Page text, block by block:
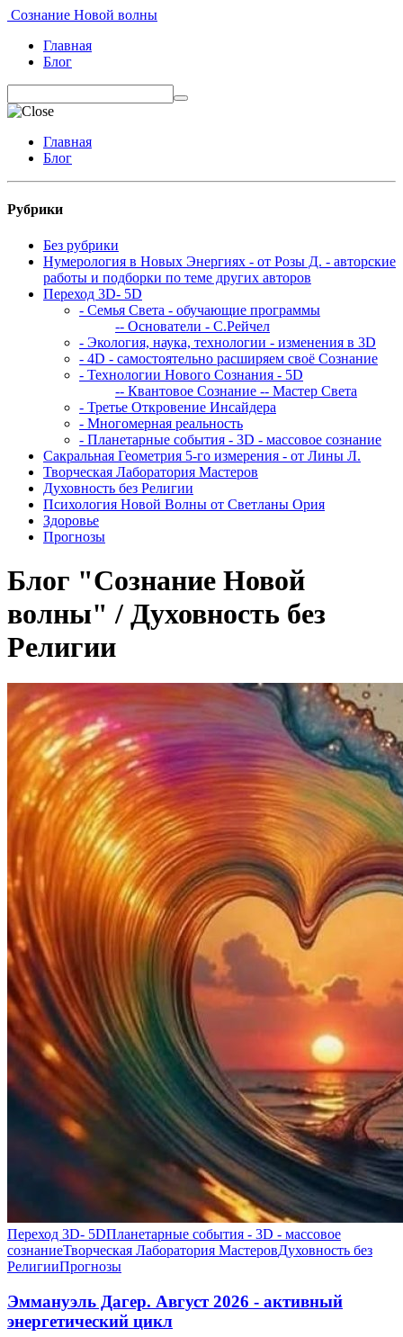
Сознание Новой волны
Главная
Блог
Главная
Блог
Рубрики
Без рубрики
Нумерология в Новых Энергиях - от Розы Д. - авторские
работы и подборки по теме других авторов
Переход 3D- 5D
- Семья Света - обучающие программы
-- Основатели - С.Рейчел
- Экология, наука, технологии - изменения в 3D
- 4D - самостоятельно расширяем своё Сознание
- Технологии Нового Сознания - 5D
-- Квантовое Сознание -- Мастер Света
- Третье Откровение Инсайдера
- Многомерная реальность
- Планетарные события - 3D - массовое сознание
Сакральная Геометрия 5-го измерения - от Лины Л.
Творческая Лаборатория Мастеров
Духовность без Религии
Психология Новой Волны от Светланы Ория
Здоровье
Прогнозы
Блог "Сознание Новой
волны" / Духовность без
Религии
Переход 3D- 5DПланетарные события - 3D - массовое
сознаниеТворческая Лаборатория МастеровДуховность без
РелигииПрогнозы
Эммануэль Дагер. Август 2026 - активный
энергетический цикл